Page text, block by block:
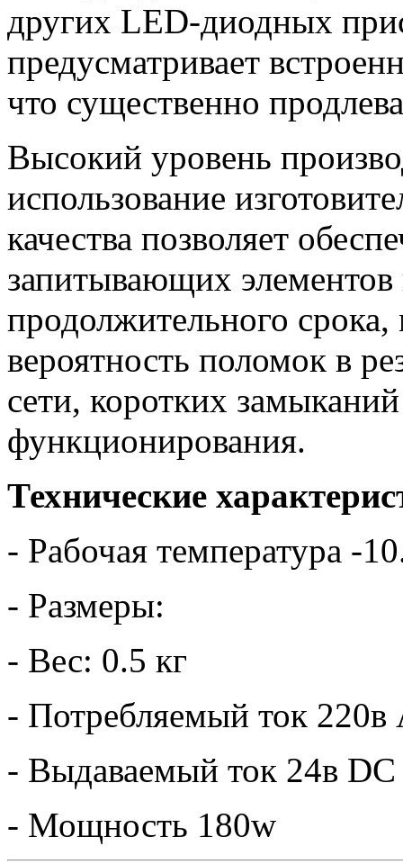
других LED-диодных
предусматривает
что существенно
Высокий уровень
использование
качества позволяет
запитывающих элементов
продолжительного
вероятность поломок в
сети, коротких
функционирования.
Технические
- Рабочая температура -
- Размеры:
- Вес: 0.5 кг
- Потребляемый ток 220в
- Выдаваемый ток 24в DC
- Мощность 180w